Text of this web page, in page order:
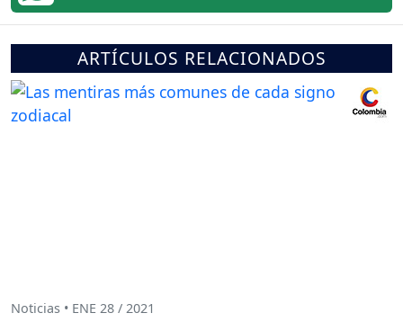
ARTÍCULOS RELACIONADOS
Noticias • ENE 28 / 2021